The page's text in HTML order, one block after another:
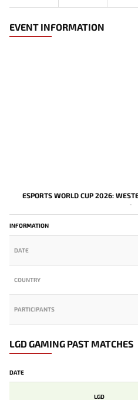
EVENT INFORMATION
ESPORTS WORLD CUP 2026:
-
INFORMATION
DATE
COUNTRY
PARTICIPANTS
LGD GAMING PAST MATCHES
DATE
LGD